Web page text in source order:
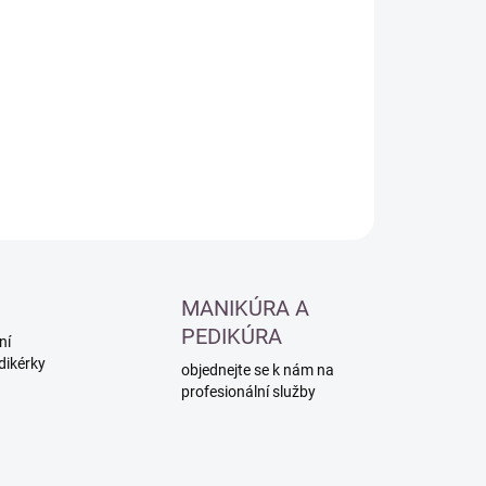
MANIKÚRA A
PEDIKÚRA
objednejte se k nám na
profesionální služby